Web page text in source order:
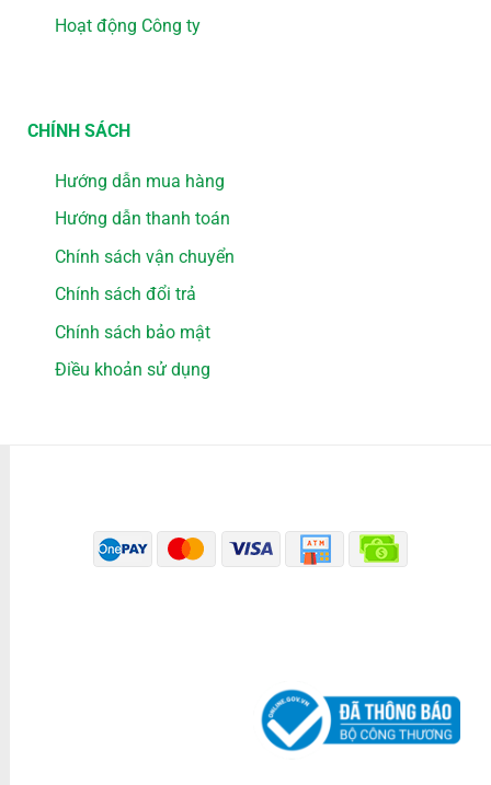
Hoạt động Công ty
CHÍNH SÁCH
Hướng dẫn mua hàng
Hướng dẫn thanh toán
Chính sách vận chuyển
Chính sách đổi trả
Chính sách bảo mật
Điều khoản sử dụng